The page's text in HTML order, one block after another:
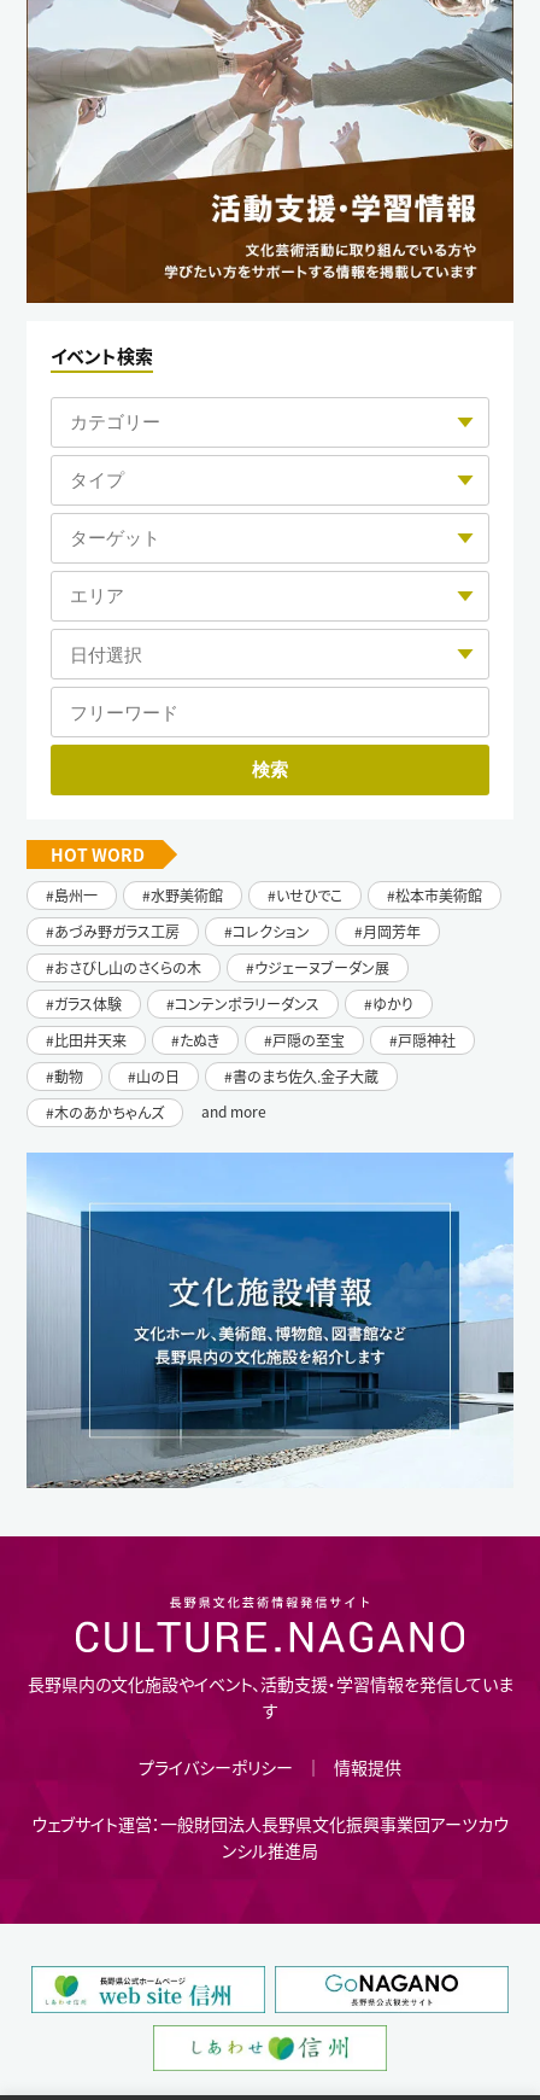
イベント検索
HOT WORD
島州一 水野美術館 いせひでこ
松本市美術館
あづみ野ガラス工房
コレクション
月岡芳年
おさびし山のさくらの木
ウジェーヌブーダン展
ガラス体験
コンテンポラリーダンス
ゆかり
比田井天来
たぬき 戸隠の至宝
戸隠神社
動物
山の日
書のまち佐久.金子大蔵
木のあかちゃんズ
and more
長野県内の文化施設やイベント、活動支援・学習情報を発信していま
す
プライバシーポリシー 情報提供
ウェブサイト運営：一般財団法人長野県文化振興事業団アーツカウ
ンシル推進局